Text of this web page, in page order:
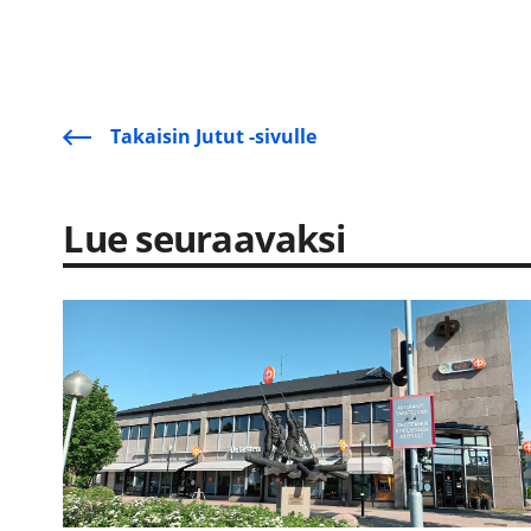
Takaisin Jutut -sivulle
Lue seuraavaksi